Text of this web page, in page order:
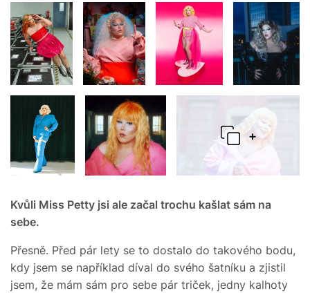
+
Kvůli Miss Petty jsi ale začal trochu kašlat sám na
sebe.
Přesně. Před pár lety se to dostalo do takového bodu,
kdy jsem se například díval do svého šatníku a zjistil
jsem, že mám sám pro sebe pár triček, jedny kalhoty